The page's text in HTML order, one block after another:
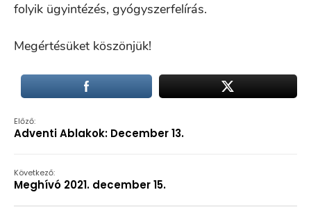
folyik ügyintézés, gyógyszerfelírás.
Megértésüket köszönjük!
Előző:
Adventi Ablakok: December 13.
Következő:
Meghívó 2021. december 15.